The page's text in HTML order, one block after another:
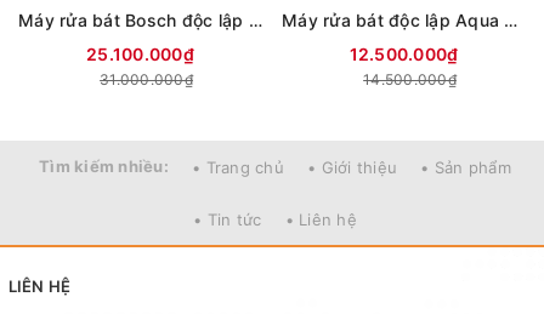
Máy rửa bát Bosch độc lập SMS8TCI04E
25.100.000₫
31.000.000₫
Máy rửa bát độc lập Aqua ADWA15-686BK2VN
12.500.000₫
14.500.000₫
Tìm kiếm nhiều: • Trang chủ • Giới thiệu • Sản phẩm
• Tin tức • Liên hệ
LIÊN HỆ